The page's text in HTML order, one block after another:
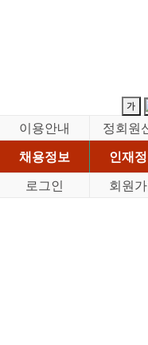
이용안내 정회원
채용정보
인재
로그인
회원